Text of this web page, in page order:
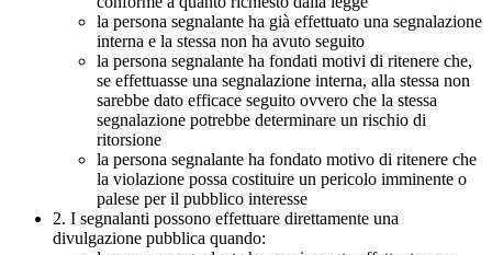
la persona segnalante ha già effettuato una segnalazione
interna e la stessa non ha avuto seguito
la persona segnalante ha fondati motivi di ritenere che,
se effettuasse una segnalazione interna, alla stessa non
sarebbe dato efficace seguito ovvero che la stessa
segnalazione potrebbe determinare un rischio di
ritorsione
la persona segnalante ha fondato motivo di ritenere che
la violazione possa costituire un pericolo imminente o
palese per il pubblico interesse
2. I segnalanti possono effettuare direttamente una
divulgazione pubblica quando: